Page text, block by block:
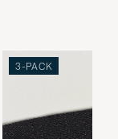
3-PACK